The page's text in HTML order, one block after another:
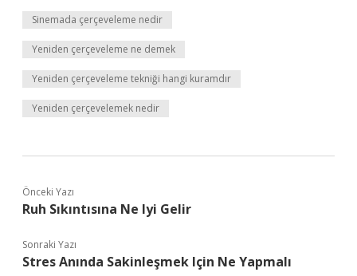
Sinemada çerçeveleme nedir
Yeniden çerçeveleme ne demek
Yeniden çerçeveleme tekniği hangi kuramdır
Yeniden çerçevelemek nedir
Önceki Yazı
Ruh Sıkıntısına Ne Iyi Gelir
Sonraki Yazı
Stres Anında Sakinleşmek Için Ne Yapmalı